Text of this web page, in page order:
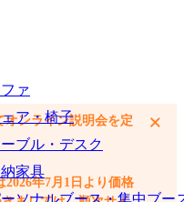
ァ
ア・椅子
ブル・デスク
家具
ソナルブース・集中ブー
ートに追加できます
ンライン説明会を定
年7月1日より価格
×